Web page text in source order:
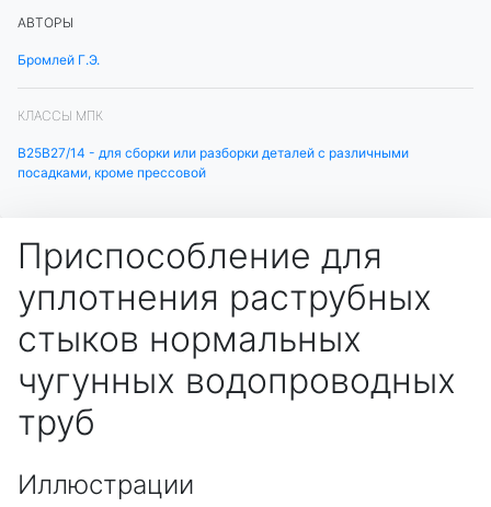
АВТОРЫ
Бромлей Г.Э.
КЛАССЫ МПК
B25B27/14 - для сборки или разборки деталей с различными
посадками, кроме прессовой
Приспособление для
уплотнения раструбных
стыков нормальных
чугунных водопроводных
труб
Иллюстрации